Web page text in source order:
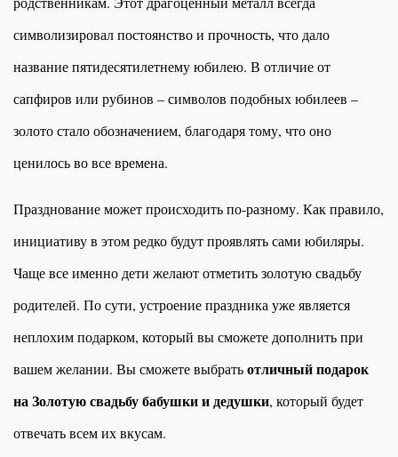
символизировал постоянство и прочность, что дало
название пятидесятилетнему юбилею. В отличие от
сапфиров или рубинов – символов подобных юбилеев –
золото стало обозначением, благодаря тому, что оно
ценилось во все времена.
Празднование может происходить по-разному. Как правило,
инициативу в этом редко будут проявлять сами юбиляры.
Чаще все именно дети желают отметить золотую свадьбу
родителей. По сути, устроение праздника уже является
неплохим подарком, который вы сможете дополнить при
вашем желании. Вы сможете выбратьотличный подарок
на Золотую свадьбу бабушки и дедушки, который будет
отвечать всем их вкусам.